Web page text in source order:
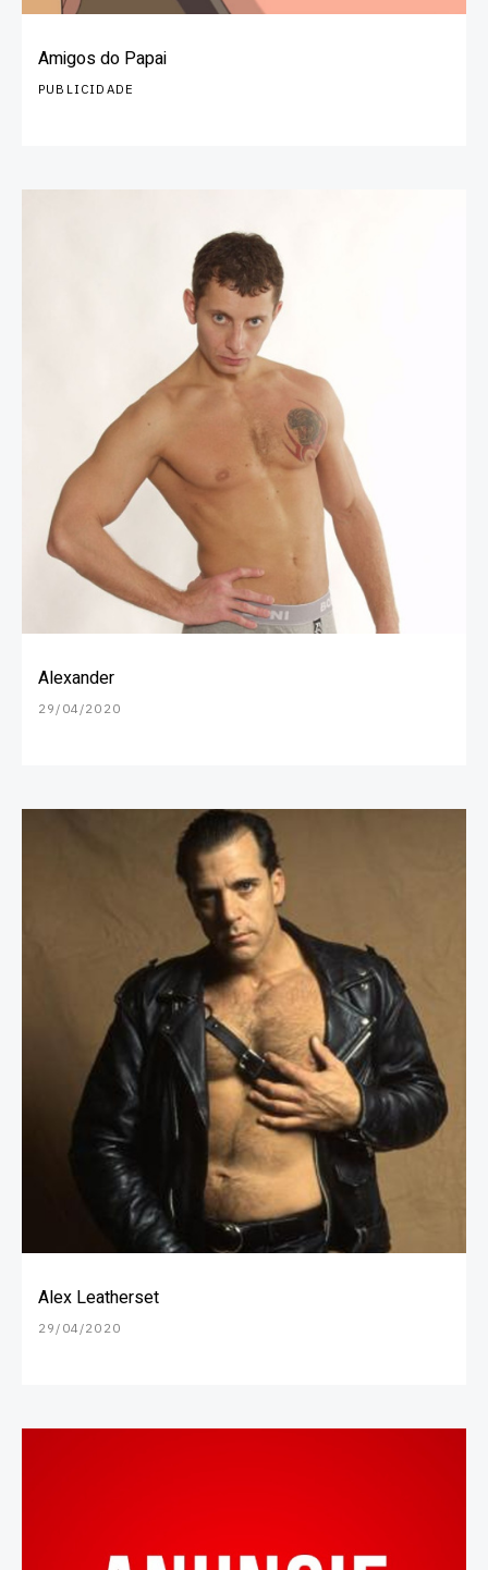
Amigos do Papai
PUBLICIDADE
Alexander
29/04/2020
Alex Leatherset
29/04/2020